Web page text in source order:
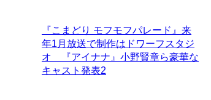
『こまどり モフモフパレード』来
年1月放送で制作はドワーフスタジ
オ 『アイナナ』小野賢章ら豪華な
キャスト発表2